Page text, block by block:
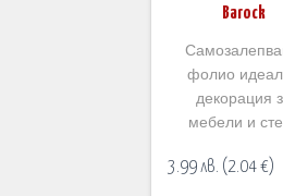
Barock
фолио
декорация
мебели и
3.99лв. (2.04€)